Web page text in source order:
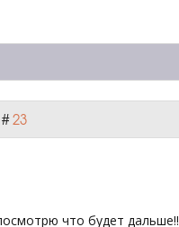
23
что будет дальше!!